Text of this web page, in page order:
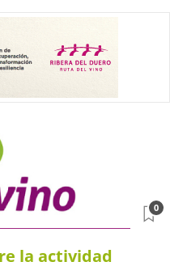
la actividad
0